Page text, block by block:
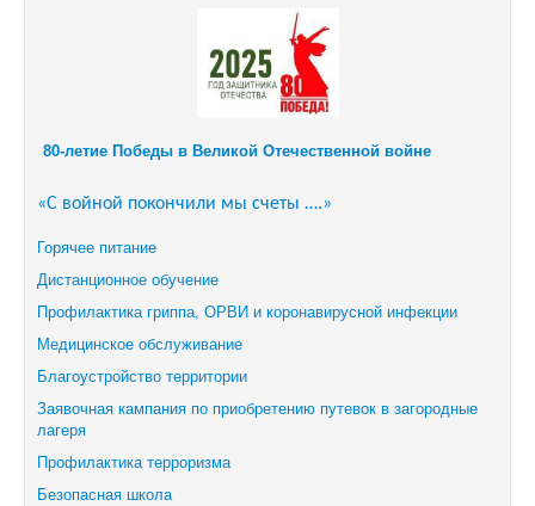
80-летие Победы в Великой Отечественной войне
«С войной покончили мы счеты ….»
Горячее питание
Дистанционное обучение
Профилактика гриппа, ОРВИ и коронавирусной инфекции
Медицинское обслуживание
Благоустройство территории
Заявочная кампания по приобретению путевок в загородные
лагеря
Профилактика терроризма
Безопасная школа